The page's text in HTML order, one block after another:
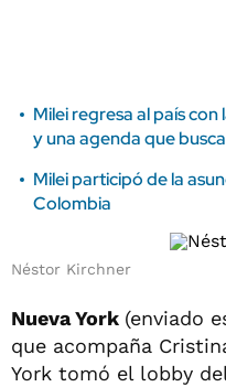
Milei regresa al país
y una agenda que
Milei participó de la
Colombia
Néstor Kirchner
Nueva York (enviado
que acompaña
York tomó el lobby